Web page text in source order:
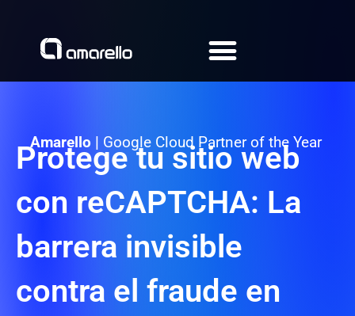
contenido
Amarello | Google Cloud Partner of the Year
Protege tu sitio web
con reCAPTCHA: La
barrera invisible
contra el fraude en